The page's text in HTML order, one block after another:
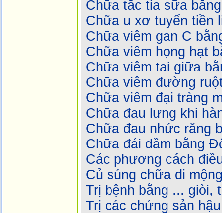
Chữa tắc tia sữa
Chữa u xơ tuyến tiền
Chữa viêm gan C
Chữa viêm họng hạt
Chữa viêm tai giữa
Chữa viêm đường
Chữa viêm đại tràng
Chữa đau lưng khi
Chữa đau nhức răng
Chữa đái dầm bằng
Các phương cách
Củ súng chữa di
Trị bệnh bằng ... giòi,
Trị các chứng sản